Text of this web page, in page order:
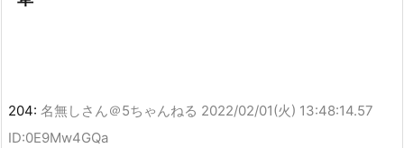
204: 名無しさん＠5ちゃんねる 2022/02/01(火) 13:48:14.57
ID:0E9Mw4GQa